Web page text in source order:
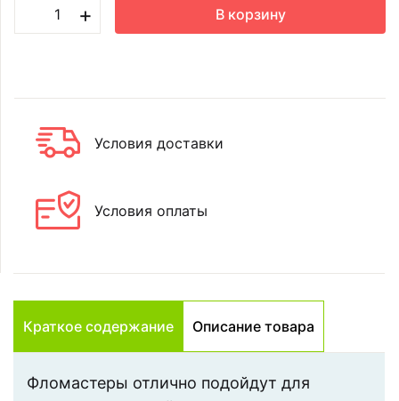
+ В корзину
Условия доставки
Условия оплаты
Краткое содержание Описание товара
Фломастеры отлично подойдут для